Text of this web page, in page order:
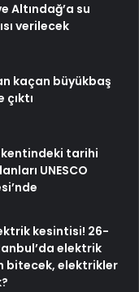
Altındağ’a su
verilecek
kaçan büyükbaş
kentindeki tarihi
UNESCO
kesintisi! 26-
elektrik
bitecek, elektrikler